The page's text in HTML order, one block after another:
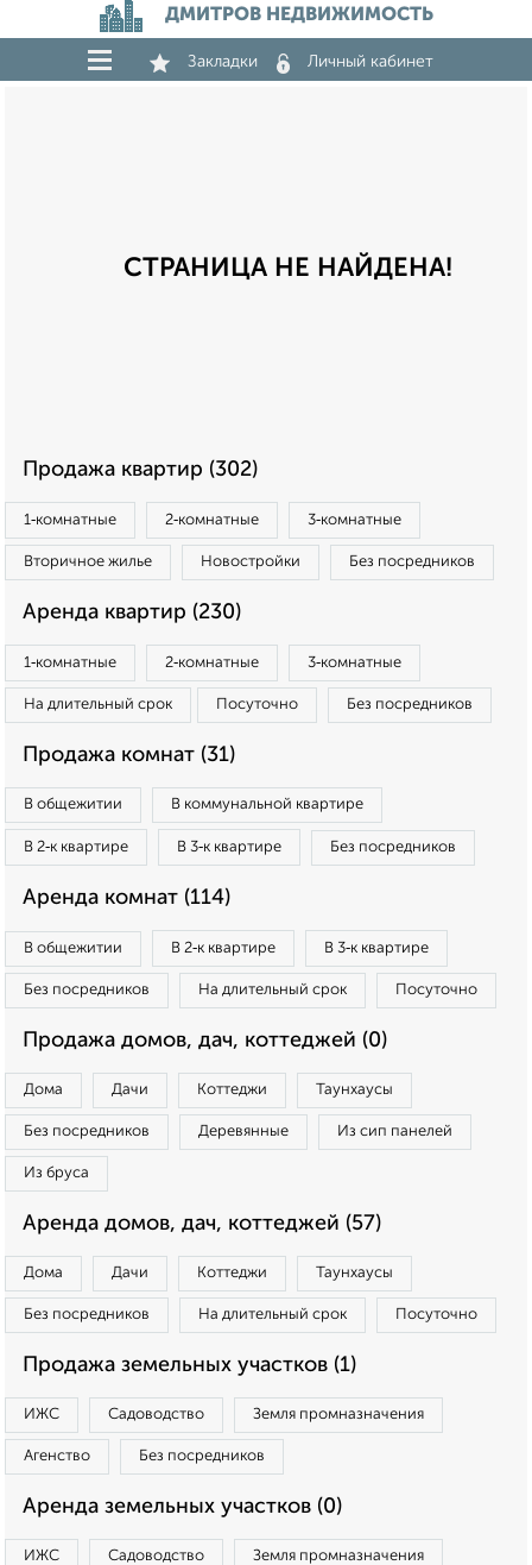
ДМИТРОВ НЕДВИЖИМОСТЬ
Закладки Личный кабинет
СТРАНИЦА НЕ НАЙДЕНА!
Продажа квартир (302)
1‑комнатные 2‑комнатные 3‑комнатные
Вторичное жилье Новостройки Без посредников
Аренда квартир (230)
1‑комнатные 2‑комнатные 3‑комнатные
На длительный срок Посуточно Без посредников
Продажа комнат (31)
В общежитии В коммунальной квартире
В 2‑к квартире В 3‑к квартире Без посредников
Аренда комнат (114)
В общежитии В 2‑к квартире В 3‑к квартире
Без посредников На длительный срок Посуточно
Продажа домов, дач, коттеджей (0)
Дома Дачи Коттеджи Таунхаусы
Без посредников Деревянные Из сип панелей
Из бруса
Аренда домов, дач, коттеджей (57)
Дома Дачи Коттеджи Таунхаусы
Без посредников На длительный срок Посуточно
Продажа земельных участков (1)
ИЖС Садоводство Земля промназначения
Агенство Без посредников
Аренда земельных участков (0)
ИЖС Садоводство Земля промназначения